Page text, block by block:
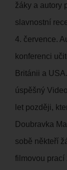
žáky a autory
slavnostní
4. července.
konferenci
Británii a
úspěšný
let později,
Doubravka
sobě někteří
filmovou prací